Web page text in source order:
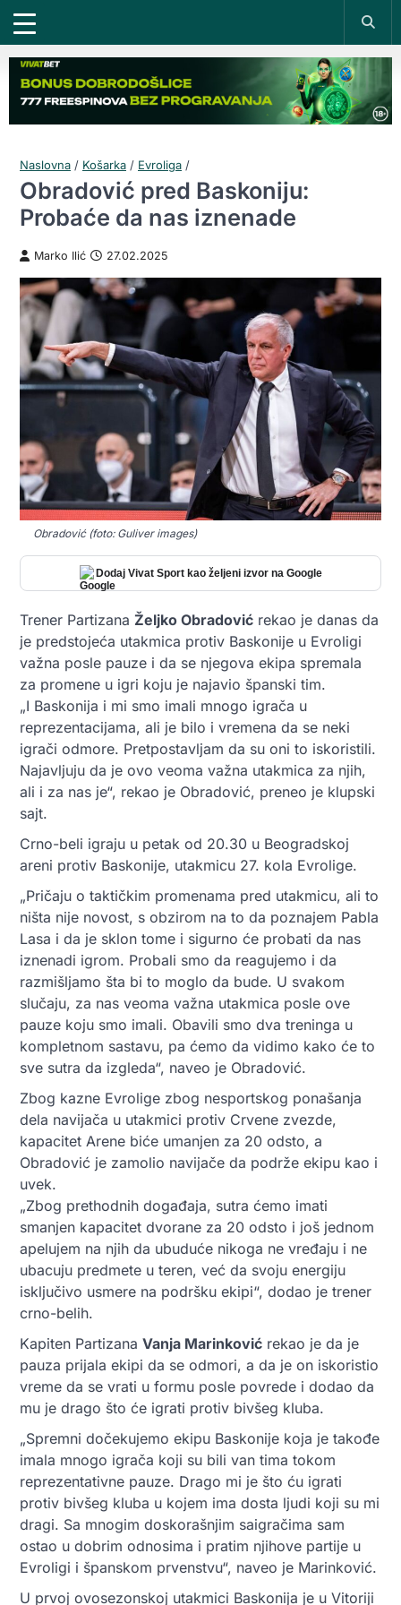
Naslovna / Košarka / Evroliga /
Obradović pred Baskoniju:
Probaće da nas iznenade
Marko Ilić 27.02.2025
Obradović (foto: Guliver images)
Dodaj Vivat Sport kao željeni izvor na Google
Trener Partizana Željko Obradović rekao je danas da
je predstojeća utakmica protiv Baskonije u Evroligi
važna posle pauze i da se njegova ekipa spremala
za promene u igri koju je najavio španski tim.
„I Baskonija i mi smo imali mnogo igrača u
reprezentacijama, ali je bilo i vremena da se neki
igrači odmore. Pretpostavljam da su oni to iskoristili.
Najavljuju da je ovo veoma važna utakmica za njih,
ali i za nas je“, rekao je Obradović, preneo je klupski
sajt.
Crno-beli igraju u petak od 20.30 u Beogradskoj
areni protiv Baskonije, utakmicu 27. kola Evrolige.
„Pričaju o taktičkim promenama pred utakmicu, ali to
ništa nije novost, s obzirom na to da poznajem Pabla
Lasa i da je sklon tome i sigurno će probati da nas
iznenadi igrom. Probali smo da reagujemo i da
razmišljamo šta bi to moglo da bude. U svakom
slučaju, za nas veoma važna utakmica posle ove
pauze koju smo imali. Obavili smo dva treninga u
kompletnom sastavu, pa ćemo da vidimo kako će to
sve sutra da izgleda“, naveo je Obradović.
Zbog kazne Evrolige zbog nesportskog ponašanja
dela navijača u utakmici protiv Crvene zvezde,
kapacitet Arene biće umanjen za 20 odsto, a
Obradović je zamolio navijače da podrže ekipu kao i
uvek.
„Zbog prethodnih događaja, sutra ćemo imati
smanjen kapacitet dvorane za 20 odsto i još jednom
apelujem na njih da ubuduće nikoga ne vređaju i ne
ubacuju predmete u teren, već da svoju energiju
isključivo usmere na podršku ekipi“, dodao je trener
crno-belih.
Kapiten Partizana Vanja Marinković rekao je da je
pauza prijala ekipi da se odmori, a da je on iskoristio
vreme da se vrati u formu posle povrede i dodao da
mu je drago što će igrati protiv bivšeg kluba.
„Spremni dočekujemo ekipu Baskonije koja je takođe
imala mnogo igrača koji su bili van tima tokom
reprezentativne pauze. Drago mi je što ću igrati
protiv bivšeg kluba u kojem ima dosta ljudi koji su mi
dragi. Sa mnogim doskorašnjim saigračima sam
ostao u dobrim odnosima i pratim njihove partije u
Evroligi i španskom prvenstvu“, naveo je Marinković.
U prvoj ovosezonskoj utakmici Baskonija je u Vitoriji